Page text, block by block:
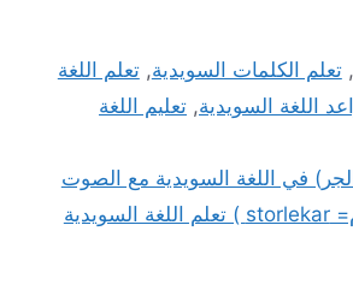
,تعلم الكلمات السويدية,تعلم اللغة
اللغة السويدية, تعليم اللغة
في اللغة السويدية مع الصوت
درس( الأحجام= storlekar ) تعلم اللغة السويدية